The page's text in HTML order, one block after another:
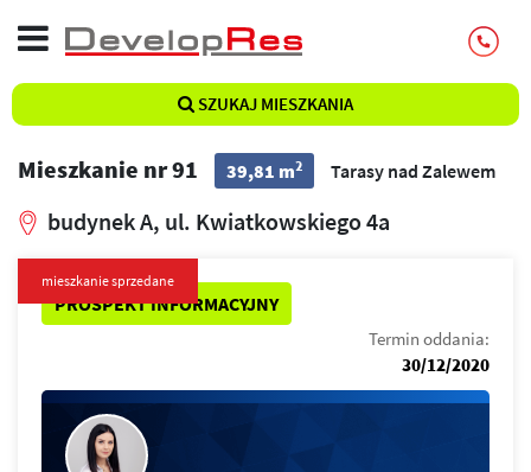
SZUKAJ MIESZKANIA
Mieszkanie nr 91 39,81 m2 Tarasy nad Zalewem
budynek A, ul. Kwiatkowskiego 4a
PROSPEKT INFORMACYJNY
mieszkanie sprzedane
Termin oddania:
30/12/2020